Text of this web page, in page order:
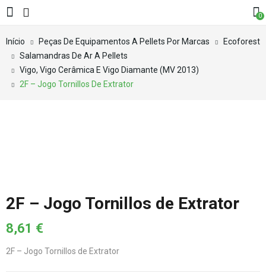
0
Início Peças De Equipamentos A Pellets Por Marcas
Ecoforest
Salamandras De Ar A Pellets
Vigo, Vigo Cerâmica E Vigo Diamante (MV 2013)
2F – Jogo Tornillos De Extrator
2F – Jogo Tornillos de Extrator
8,61 €
2F – Jogo Tornillos de Extrator